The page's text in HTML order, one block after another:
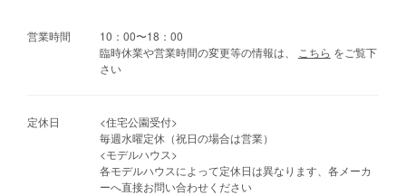
営業時間
10：00〜18：00
臨時休業や営業時間の変更等の情報は、
こちら をご覧下
さい
定休日
<住宅公園受付>
毎週水曜定休（祝日の場合は営業）
<モデルハウス>
各モデルハウスによって定休日は異なります、各メーカ
ーへ直接お問い合わせください